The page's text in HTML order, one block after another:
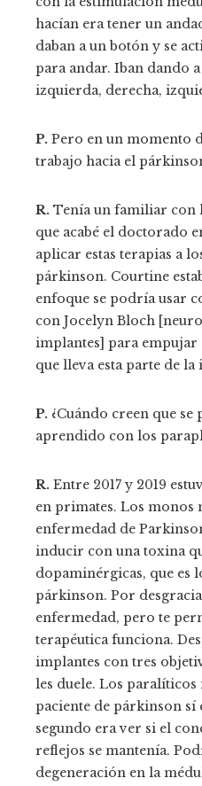
hacían era tener un
daban a un botón y se
para andar. Iban dando
izquierda, derecha,
P. Pero en un momento
trabajo hacia el
R. Tenía un familiar con
que acabé el doctorado
aplicar estas terapias a
párkinson. Courtine
enfoque se podría usar
con Jocelyn Bloch
implantes] para empujar
que lleva esta parte de
P. ¿Cuándo creen que
aprendido con los
R. Entre 2017 y 2019
en primates. Los monos
enfermedad de
inducir con una toxina
dopaminérgicas, que es
párkinson. Por
enfermedad, pero te
terapéutica funciona.
implantes con tres
les duele. Los
paciente de párkinson sí
segundo era ver si el
reflejos se mantenía.
degeneración en la